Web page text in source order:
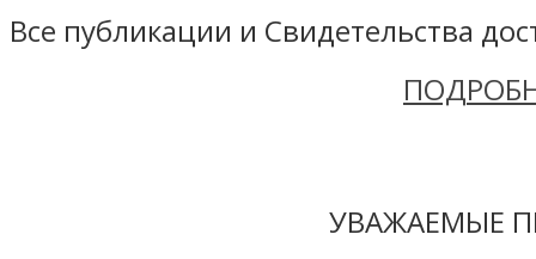
Все публикации и Свидетельства
УВАЖАЕМЫЕ